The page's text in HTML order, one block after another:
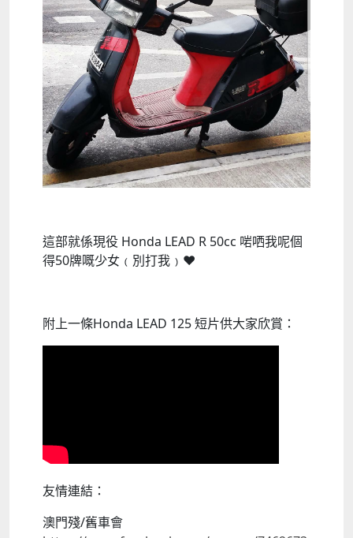
這部就係現役 Honda LEAD R 50cc 啱哂我呢個
得50牌嘅少女﹙別打我﹚❤
附上一條Honda LEAD 125 短片供大家欣賞：
友情連結：
澳門殘/舊車會